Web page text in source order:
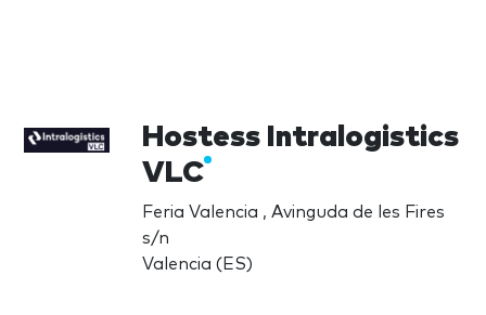
Hostess Intralogistics
VLC
Feria Valencia , Avinguda de les Fires
s/n
Valencia (ES)